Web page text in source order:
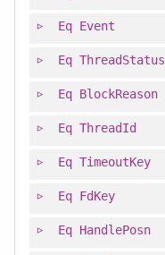
Eq Event
Eq ThreadStatus
Eq BlockReason
Eq ThreadId
Eq TimeoutKey
Eq FdKey
Eq HandlePosn